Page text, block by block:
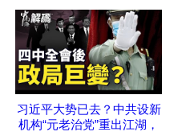
习近平大势已去？中共设新
机构“元老治党”重出江湖，